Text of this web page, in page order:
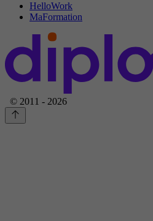
HelloWork
MaFormation
© 2011 - 2026